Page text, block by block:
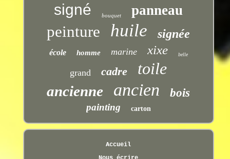
signé bouquet panneau
peinture huile signée
école homme marine xixe belle
grand cadre toile
ancienne ancien bois
painting carton
Accueil